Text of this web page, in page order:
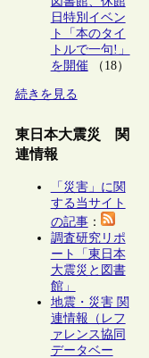
日特別イベン
ト「本のタイ
トルで一句!」
を開催（18）
続きを見る
東日本大震災 関
連情報
「災害」に関
する当サイト
の記事：
調査研究リポ
ート「東日本
大震災と図書
館」
地震・災害 関
連情報（レフ
ァレンス協同
データベー